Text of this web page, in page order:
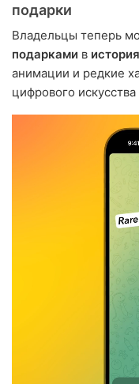
подарки
Владельцы теперь
подарками в
анимации и редкие
цифрового